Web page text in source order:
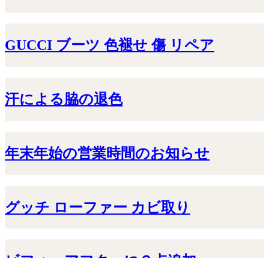
GUCCI ブーツ 色褪せ 傷 リペア
汗による脇の退色
年末年始の営業時間のお知らせ
グッチ ローファー カビ取り